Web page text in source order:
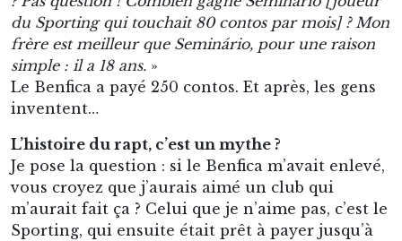
du Sporting qui touchait 80 contos par mois] ? Mon
frère est meilleur que Seminário, pour une raison
simple : il a 18 ans. »
Le Benfica a payé 250 contos. Et après, les gens
inventent…
L’histoire du rapt, c’est un mythe ?
Je pose la question : si le Benfica m’avait enlevé,
vous croyez que j’aurais aimé un club qui
m’aurait fait ça ? Celui que je n’aime pas, c’est le
Sporting, qui ensuite était prêt à payer jusqu’à